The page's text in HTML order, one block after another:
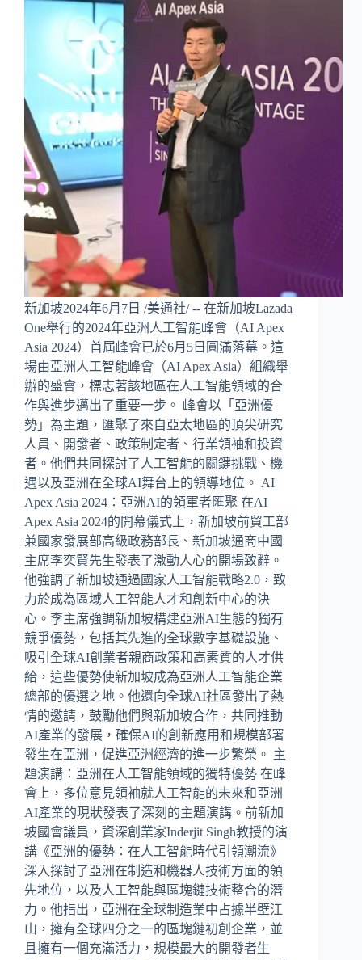
新加坡2024年6月7日 /美通社/ -- 在新加坡Lazada
One舉行的2024年亞洲人工智能峰會（AI Apex
Asia 2024）首屆峰會已於6月5日圓滿落幕。這
場由亞洲人工智能峰會（AI Apex Asia）組織舉
辦的盛會，標志著該地區在人工智能領域的合
作與進步邁出了重要一步。 峰會以「亞洲優
勢」為主題，匯聚了來自亞太地區的頂尖研究
人員、開發者、政策制定者、行業領袖和投資
者。他們共同探討了人工智能的關鍵挑戰、機
遇以及亞洲在全球AI舞台上的領導地位。 AI
Apex Asia 2024：亞洲AI的領軍者匯聚 在AI
Apex Asia 2024的開幕儀式上，新加坡前貿工部
兼國家發展部高級政務部長、新加坡通商中國
主席李奕賢先生發表了激動人心的開場致辭。
他強調了新加坡通過國家人工智能戰略2.0，致
力於成為區域人工智能人才和創新中心的決
心。李主席強調新加坡構建亞洲AI生態的獨有
競爭優勢，包括其先進的全球數字基礎設施、
吸引全球AI創業者親商政策和高素質的人才供
給，這些優勢使新加坡成為亞洲人工智能企業
總部的優選之地。他還向全球AI社區發出了熱
情的邀請，鼓勵他們與新加坡合作，共同推動
AI產業的發展，確保AI的創新應用和規模部署
發生在亞洲，促進亞洲經濟的進一步繁榮。 主
題演講：亞洲在人工智能領域的獨特優勢 在峰
會上，多位意見領袖就人工智能的未來和亞洲
AI產業的現狀發表了深刻的主題演講。前新加
坡國會議員，資深創業家Inderjit Singh教授的演
講《亞洲的優勢：在人工智能時代引領潮流》
深入探討了亞洲在制造和機器人技術方面的領
先地位，以及人工智能與區塊鏈技術整合的潛
力。他指出，亞洲在全球制造業中占據半壁江
山，擁有全球四分之一的區塊鏈初創企業，並
且擁有一個充滿活力，規模最大的開發者生